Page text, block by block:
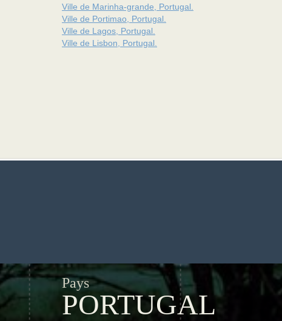
Ville de Marinha-grande, Portugal.
Ville de Portimao, Portugal.
Ville de Lagos, Portugal.
Ville de Lisbon, Portugal.
Pays
PORTUGAL